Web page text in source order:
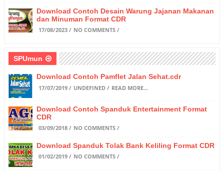
Download Contoh Desain Warung Jajanan Makanan
dan Minuman Format CDR
17/08/2023 NO COMMENTS
SPUmun
Download Contoh Pamflet Jalan Sehat.cdr
17/07/2019 UNDEFINED READ MORE...
Download Contoh Spanduk Entertainment Format
CDR
03/09/2018 NO COMMENTS
Download Spanduk Tolak Bank Keliling Format CDR
01/02/2019 NO COMMENTS